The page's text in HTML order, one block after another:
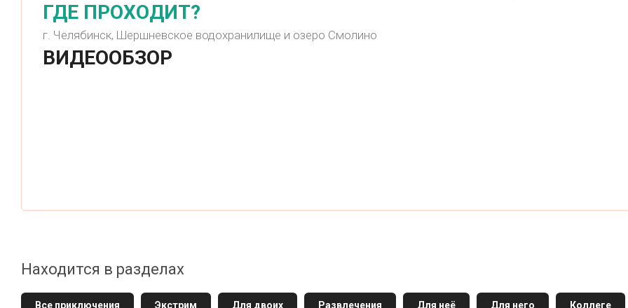
ГДЕ ПРОХОДИТ?
г. Челябинск, Шершневское водохранилище и озеро Смолино
ВИДЕООБЗОР
Находится в разделах
Все приключения Экстрим Для двоих Развлечения Для неё Для него Коллеге